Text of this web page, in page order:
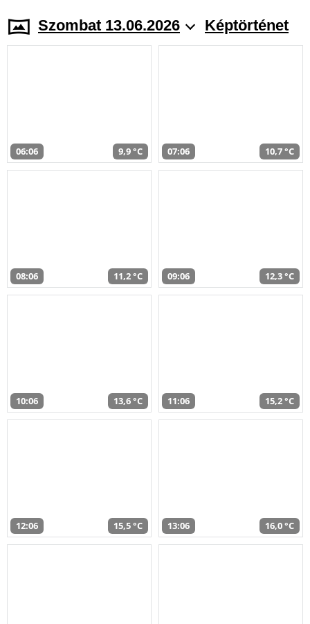
Szombat 13.06.2026 Képtörténet
06:06 9,9 °C 07:06 10,7 °C
08:06 11,2 °C 09:06 12,3 °C
10:06 13,6 °C 11:06 15,2 °C
12:06 15,5 °C 13:06 16,0 °C